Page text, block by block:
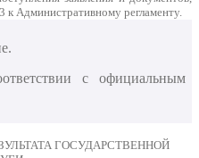
к Административному регламенту.
с официальным
ГОСУДАРСТВЕННОЙ